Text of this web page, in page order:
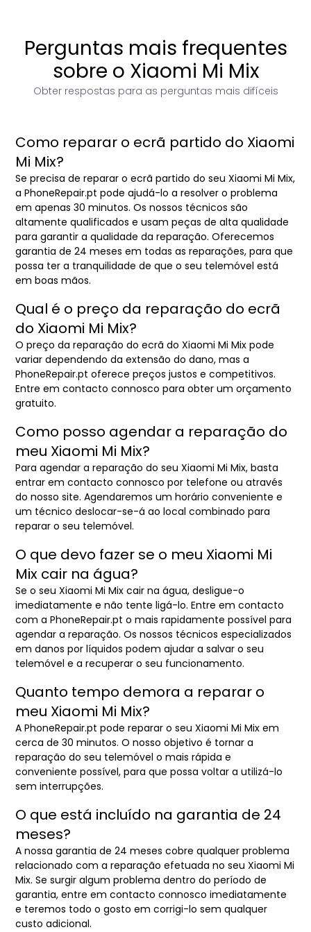
Perguntas mais frequentes
sobre o Xiaomi Mi Mix
Obter respostas para as perguntas mais difíceis
Como reparar o ecrã partido do Xiaomi
Mi Mix?
Se precisa de reparar o ecrã partido do seu Xiaomi Mi Mix,
a PhoneRepair.pt pode ajudá-lo a resolver o problema
em apenas 30 minutos. Os nossos técnicos são
altamente qualificados e usam peças de alta qualidade
para garantir a qualidade da reparação. Oferecemos
garantia de 24 meses em todas as reparações, para que
possa ter a tranquilidade de que o seu telemóvel está
em boas mãos.
Qual é o preço da reparação do ecrã
do Xiaomi Mi Mix?
O preço da reparação do ecrã do Xiaomi Mi Mix pode
variar dependendo da extensão do dano, mas a
PhoneRepair.pt oferece preços justos e competitivos.
Entre em contacto connosco para obter um orçamento
gratuito.
Como posso agendar a reparação do
meu Xiaomi Mi Mix?
Para agendar a reparação do seu Xiaomi Mi Mix, basta
entrar em contacto connosco por telefone ou através
do nosso site. Agendaremos um horário conveniente e
um técnico deslocar-se-á ao local combinado para
reparar o seu telemóvel.
O que devo fazer se o meu Xiaomi Mi
Mix cair na água?
Se o seu Xiaomi Mi Mix cair na água, desligue-o
imediatamente e não tente ligá-lo. Entre em contacto
com a PhoneRepair.pt o mais rapidamente possível para
agendar a reparação. Os nossos técnicos especializados
em danos por líquidos podem ajudar a salvar o seu
telemóvel e a recuperar o seu funcionamento.
Quanto tempo demora a reparar o
meu Xiaomi Mi Mix?
A PhoneRepair.pt pode reparar o seu Xiaomi Mi Mix em
cerca de 30 minutos. O nosso objetivo é tornar a
reparação do seu telemóvel o mais rápida e
conveniente possível, para que possa voltar a utilizá-lo
sem interrupções.
O que está incluído na garantia de 24
meses?
A nossa garantia de 24 meses cobre qualquer problema
relacionado com a reparação efetuada no seu Xiaomi Mi
Mix. Se surgir algum problema dentro do período de
garantia, entre em contacto connosco imediatamente
e teremos todo o gosto em corrigi-lo sem qualquer
custo adicional.